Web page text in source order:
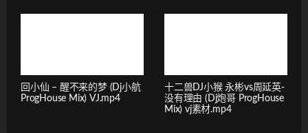
回小仙 – 醒不来的梦 (Dj小航
ProgHouse Mix) VJ.mp4
十二兽DJ小猴 永彬vs周延英-
没有理由 (Dj炮哥 ProgHouse
Mix) vj素材.mp4